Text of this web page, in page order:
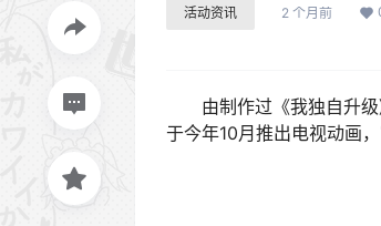
活动资讯 2 个月前
由制作过《我独自升级
于今年10月推出电视动画